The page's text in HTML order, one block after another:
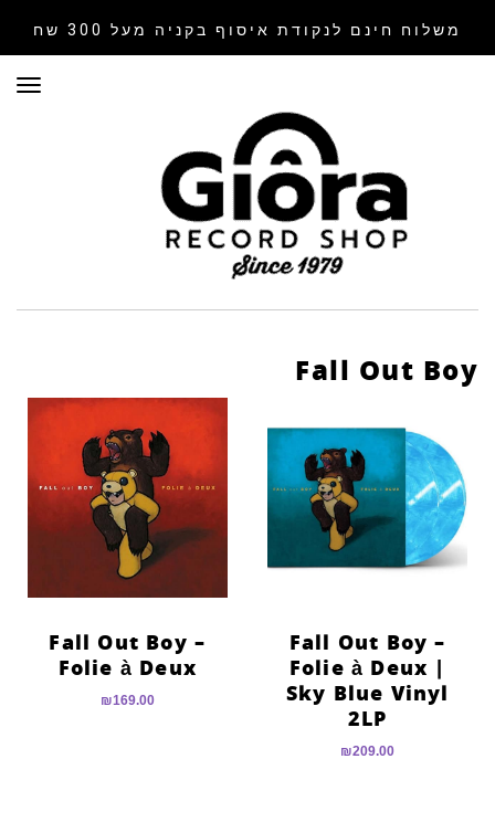
משלוח חינם לנקודת איסוף בקניה מעל 300 שח
Fall Out Boy
Fall Out Boy –
Folie à Deux |
Sky Blue Vinyl
2LP
₪209.00
Fall Out Boy –
Folie à Deux
₪169.00